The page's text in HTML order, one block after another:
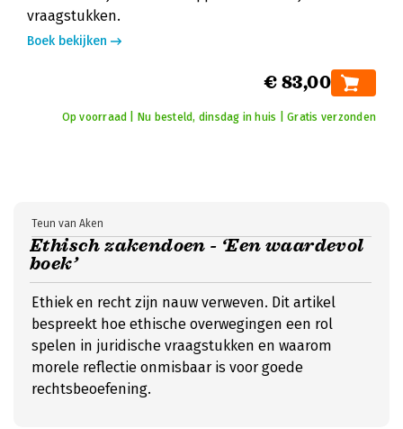
vraagstukken.
Boek bekijken
€ 83,00
Op voorraad | Nu besteld, dinsdag in huis | Gratis verzonden
Ethisch zakendoen - ‘Een waardevol
boek’
Teun van Aken
Ethiek en recht zijn nauw verweven. Dit artikel
bespreekt hoe ethische overwegingen een rol
spelen in juridische vraagstukken en waarom
morele reflectie onmisbaar is voor goede
rechtsbeoefening.